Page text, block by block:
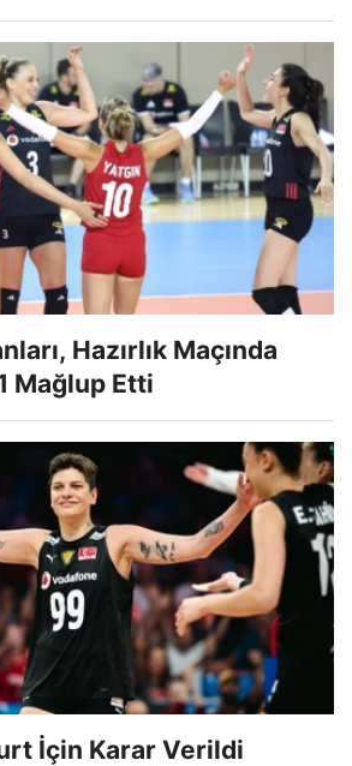
Hazırlık Maçında
Mağlup Etti
İçin Karar Verildi